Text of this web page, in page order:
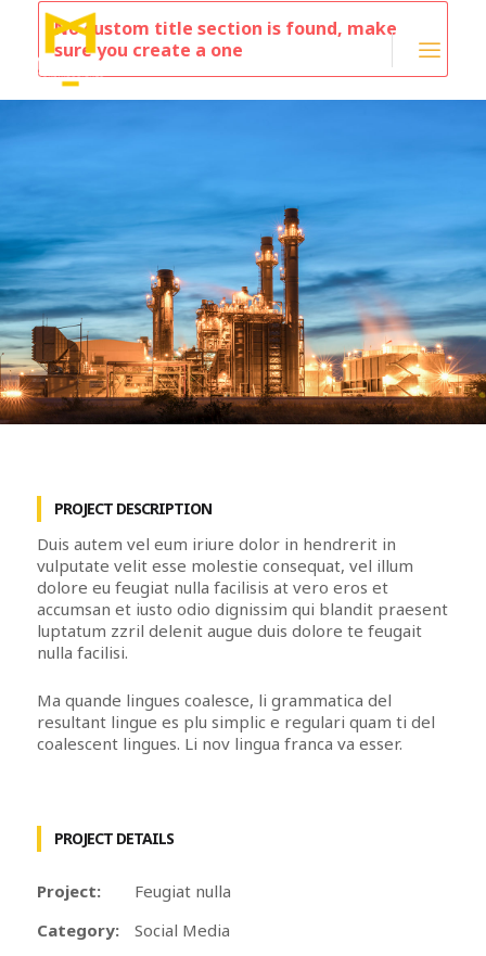
No custom title section is found, make
sure you create a one
PROJECT DESCRIPTION
Duis autem vel eum iriure dolor in hendrerit in
vulputate velit esse molestie consequat, vel illum
dolore eu feugiat nulla facilisis at vero eros et
accumsan et iusto odio dignissim qui blandit praesent
luptatum zzril delenit augue duis dolore te feugait
nulla facilisi.
Ma quande lingues coalesce, li grammatica del
resultant lingue es plu simplic e regulari quam ti del
coalescent lingues. Li nov lingua franca va esser.
PROJECT DETAILS
Project:
Feugiat nulla
Category:
Social Media